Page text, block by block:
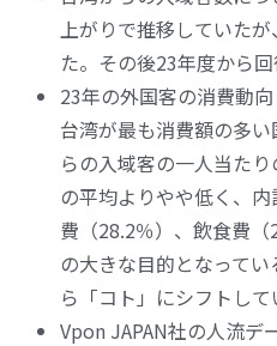
上がりで推移していた
た。その後23年度から
23年の外国客の消費動向
台湾が最も消費額の多
らの入域客の一人当た
の平均よりやや低く、
費（28.2％）、飲食費
の大きな目的となって
ら「コト」にシフトして
Vpon JAPAN社の人流デ